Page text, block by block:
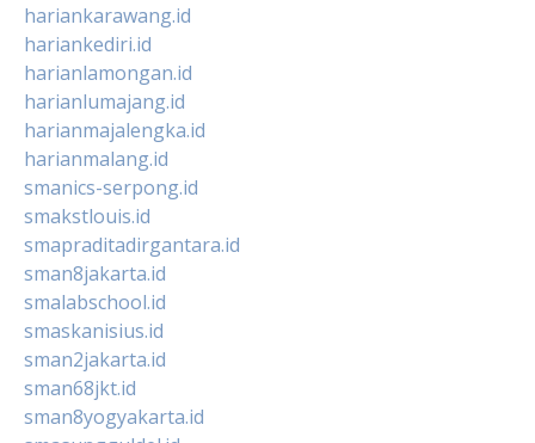
hariankarawang.id
hariankediri.id
harianlamongan.id
harianlumajang.id
harianmajalengka.id
harianmalang.id
smanics-serpong.id
smakstlouis.id
smapraditadirgantara.id
sman8jakarta.id
smalabschool.id
smaskanisius.id
sman2jakarta.id
sman68jkt.id
sman8yogyakarta.id